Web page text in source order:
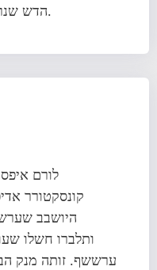
הדש שנרא התידם הכייר וק.
לורם
קונסקטורר
היושבב
ותלברו חשלו
ערששף. זותה מנק